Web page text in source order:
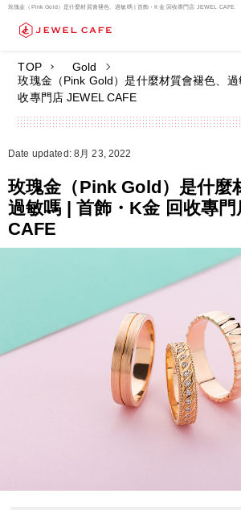
玫瑰金（Pink Gold）是什麼材質會褪色、過敏嗎 | 首飾・K金 回收專門店 JEWEL CAFE
TOP
Gold
玫瑰金（Pink Gold）是什麼材質會褪色、
收專門店 JEWEL CAFE
Date updated: 8月 23, 2022
玫瑰金（Pink Gold）是什麼
過敏嗎 | 首飾・K金 回收專
CAFE